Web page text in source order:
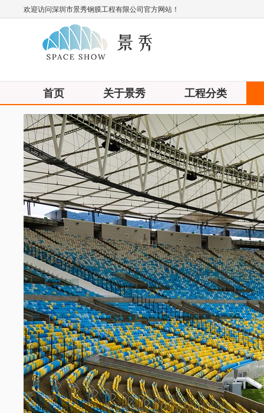
欢迎访问深圳市景秀钢膜工程有限公司官方网站！
首页 关于景秀 工程分类